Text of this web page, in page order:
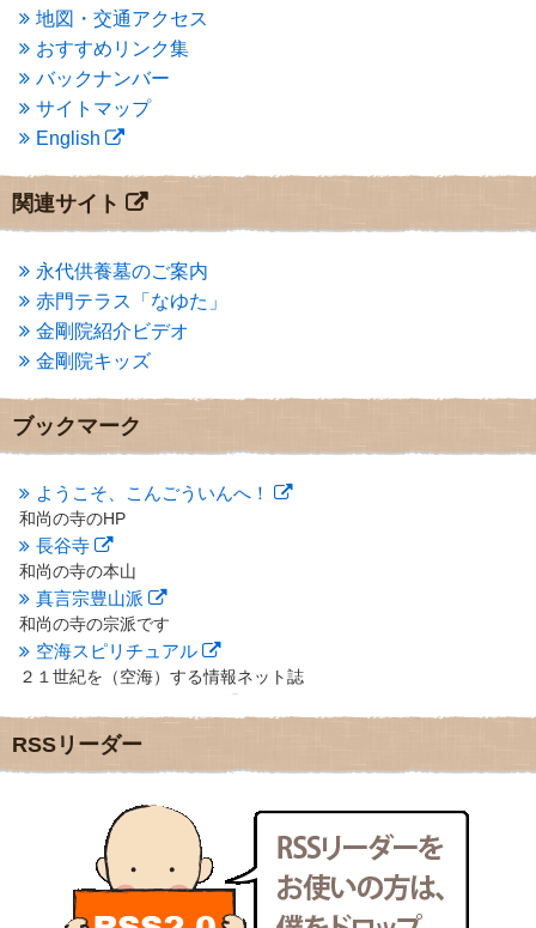
2014年5月(1)
2014年4月 (4)
2014年1月 (1)
2013年11月(4)
2013年10月 (2)
2013年9月(4)
2013年7月
(7)
2013年6月 (6)
2013年5月(13)
2013年4月(1)
2013年3月
(4)
2013年2月(6)
2013年1月(6)
2012年12月(7)
2012年10月(5)
2012年9月
(8)
2012年7月
(10)
2012年6月(14)
2012年5月
2012年4月(16)
2012年3月 (17)
2012年2月(20)
2012年1月(25)
2011年12月(22)
2011年11月(28)
2011年10月(31)
2011年9月(24)
2011年8月(21)
2011年6月(13)
2011年5月
2011年4月
(17)
2011年3月(15)
2011年2月(22)
地図・交通アクセス
おすすめリンク集
バックナンバー
サイトマップ
English
関連サイト
永代供養墓のご案内
赤門テラス「なゆた」
金剛院紹介ビデオ
金剛院キッズ
ブックマーク
ようこそ、こんごういんへ！
和尚の寺のHP
長谷寺
和尚の寺の本山
真言宗豊山派
和尚の寺の宗派です
空海スピリチュアル
２１世紀を（空海）する情報ネット誌
地域のライターさんです
小豆島 圓満寺
新聞屋の道具箱
新聞社で使われる用語の解説など
makotoさんの御符内巡礼記
東京の巡礼記です
POLYHEDON
RSSリーダー